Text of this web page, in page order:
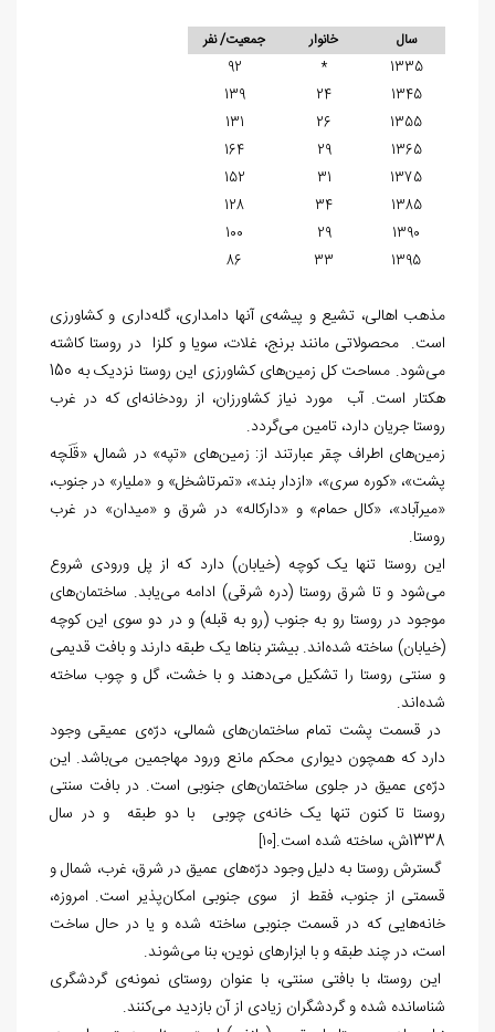
سال خانوار
جمعیت/ نفر
1335
*
92
1345
24
139
1355
26
131
1365
29
164
1375
31
152
1385
34
128
1390
29
100
1395
33
86
مذهب اهالی، تشیع و پیشه‌ی آنها دامداری، گله‌داری و کشاورزی
است. محصولاتی مانند برنج، غلات، سویا و کلزا در روستا کاشته
می‌شود. مساحت کل زمین‌های کشاورزی این روستا نزدیک به 150
هکتار است. آب مورد نیاز کشاورزان، از رودخانه‌ای که در غرب
روستا جریان دارد، تامین می‌گردد.
زمین‌های اطراف چقر عبارتند از: زمین‌های «تپه» در شمال، «قَلَچه
پشت»، «کوره سری»، «ازدار بند»، «تمرتاش‏خل» و «ملیار» در جنوب،
«میرآباد»، «کال حمام» و «دارکاله» در شرق و «میدان» در غرب
روستا.
این روستا تنها یک کوچه (خیابان) دارد که از پل ورودی شروع
می‌شود و تا شرق روستا (دره شرقی) ادامه می‌یابد. ساختمان‌های
موجود در روستا رو به جنوب (رو به قبله) و در دو سوی این کوچه
(خیابان) ساخته شده‌اند. بیشتر بناها یک طبقه دارند و بافت قدیمی
و سنتی روستا را تشکیل می‌دهند و با خشت، گل و چوب ساخته
شده‌اند.
در قسمت پشت تمام ساختمان‌های شمالی، درّه‌ی عمیقی وجود
دارد که همچون دیواری محکم مانع ورود مهاجمین می‌باشد. این
درّه‌ی عمیق در جلوی ساختمان‌های جنوبی است. در بافت سنتی
روستا تا کنون تنها یک خانه‌ی چوبی با دو طبقه و در سال
1338ش، ساخته شده است.
[10]
گسترش روستا به دلیل وجود درّه‌های عمیق در شرق، غرب، شمال و
قسمتی از جنوب، فقط از سوی جنوبی امکان‌پذیر است. امروزه،
خانه‌هایی که در قسمت جنوبی ساخته شده و یا در حال ساخت
است، در چند طبقه و با ابزارهای نوین، بنا می‌شوند.
این روستا، با بافتی سنتی، با عنوان روستای نمونه‌ی گردشگری
شناسانده شده و گردشگران زیادی از آن بازدید می‌کنند.